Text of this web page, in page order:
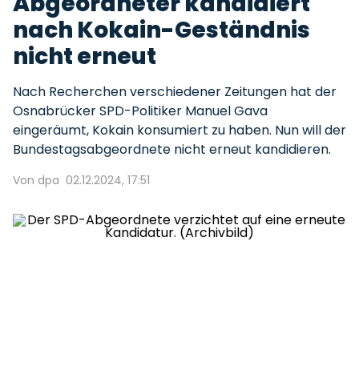
nach Kokain-Geständnis
nicht erneut
Nach Recherchen verschiedener Zeitungen hat der
Osnabrücker SPD-Politiker Manuel Gava
eingeräumt, Kokain konsumiert zu haben. Nun will der
Bundestagsabgeordnete nicht erneut kandidieren.
Von dpa 02.12.2024, 17:51